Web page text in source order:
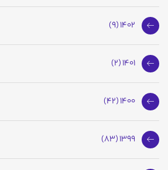
1402 (9)
1401 (2)
1400 (42)
1399 (83)